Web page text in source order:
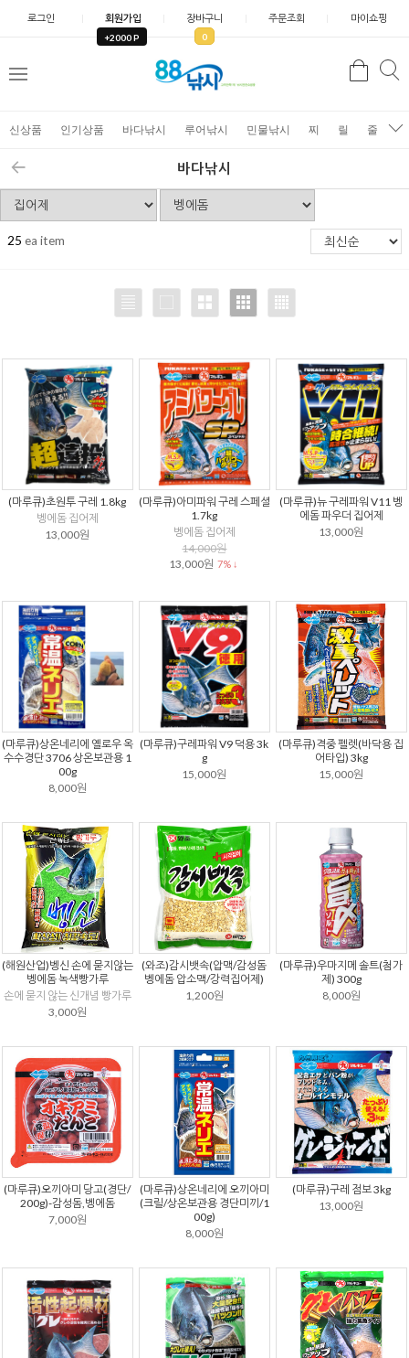
로그인 회원가입
+2000 P
장바구니
0
주문조회 마이쇼핑
검
신상품 인기상품 바다낚시 루어낚시 민물낚시 찌 릴 줄
바다낚시
25 ea item
(마루큐)초원투 구레 1.8kg
벵에돔 집어제
13,000원
(마루큐)아미파워 구레 스페셜
1.7kg
벵에돔 집어제
14,000원
13,000원 7% ↓
(마루큐)뉴 구레파워 V11 벵
에돔 파우더 집어제
13,000원
(마루큐)상온네리에 옐로우 옥
수수경단 3706 상온보관용 1
00g
8,000원
(마루큐)구레파워 V9 덕용 3k
g
15,000원
(마루큐)격중 펠렛(바닥용 집
어타입) 3kg
15,000원
(해원산업)벵신 손에 묻지않는
벵에돔 녹색빵가루
손에 묻지 않는 신개념 빵가루
3,000원
(와조)감시뱃속(압맥/감성돔
벵에돔 압소맥/강력집어제)
1,200원
(마루큐)우마지메 솔트(첨가
제) 300g
8,000원
(마루큐)오끼아미 당고(경단/
200g)-감성돔,벵에돔
7,000원
(마루큐)상온네리에 오끼아미
(크릴/상온보관용 경단미끼/1
00g)
8,000원
(마루큐)구레 점보 3kg
13,000원